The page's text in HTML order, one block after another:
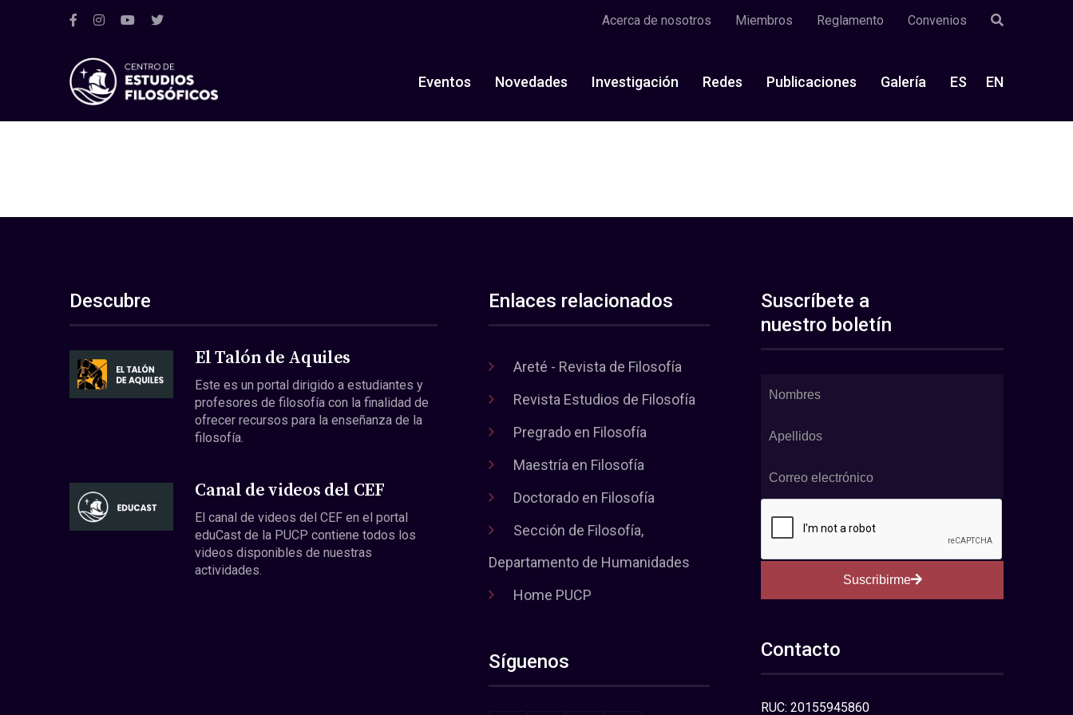
Acerca de nosotros Miembros Reglamento Convenios
Eventos Novedades Investigación Redes Publicaciones Galería ES EN
Descubre
El Talón de Aquiles
Este es un portal dirigido a estudiantes y
profesores de filosofía con la finalidad de
ofrecer recursos para la enseñanza de la
filosofía.
Canal de videos del CEF
El canal de videos del CEF en el portal
eduCast de la PUCP contiene todos los
videos disponibles de nuestras
actividades.
Enlaces relacionados
Areté - Revista de Filosofía
Revista Estudios de Filosofía
Pregrado en Filosofía
Maestría en Filosofía
Doctorado en Filosofía
Sección de Filosofía,
Departamento de Humanidades
Home PUCP
Síguenos
Suscríbete a
nuestro boletín
Suscribirme
Contacto
RUC: 20155945860